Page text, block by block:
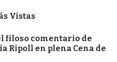
Vistas
filoso comentario de
Ripoll en plena Cena de